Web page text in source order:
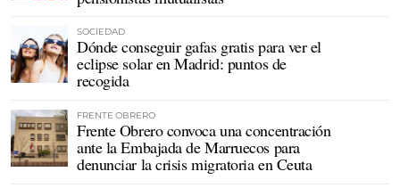
SOCIEDAD
Dónde conseguir gafas gratis para ver el
eclipse solar en Madrid: puntos de
recogida
FRENTE OBRERO
Frente Obrero convoca una concentración
ante la Embajada de Marruecos para
denunciar la crisis migratoria en Ceuta